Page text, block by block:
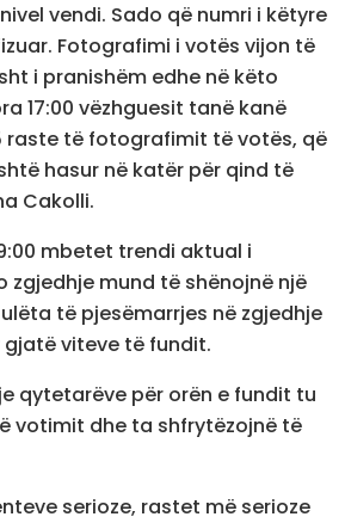
vendi. Sado që numri i këtyre
Fotografimi i votës vijon të
i pranishëm edhe në këto
17:00 vëzhguesit tanë kanë
raste të fotografimit të votës, që
hasur në katër për qind të
Cakolli.
mbetet trendi aktual i
zgjedhje mund të shënojnë një
të pjesëmarrjes në zgjedhje
viteve të fundit.
qytetarëve për orën e fundit tu
votimit dhe ta shfrytëzojnë të
serioze, rastet më serioze